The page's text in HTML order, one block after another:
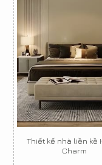
Thiết kế nhà liền kề
Charm